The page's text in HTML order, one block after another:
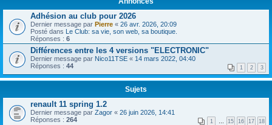
Adhésion au club pour 2026
Dernier message par Pierre « 26 avr. 2026, 20:09
Posté dans Le Club: sa vie, son web, sa boutique.
Réponses : 6
Différences entre les 4 versions "ELECTRONIC"
Dernier message par Nico11TSE « 14 mars 2022, 04:40
Réponses : 44 1 2 3
Sujets
renault 11 spring 1.2
Dernier message par Zagor « 26 juin 2026, 14:41
Réponses : 264 1 15 16 17 18